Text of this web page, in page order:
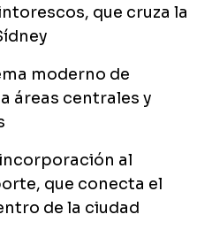
que cruza la
moderno de
áreas centrales y
al
que conecta el
de la ciudad